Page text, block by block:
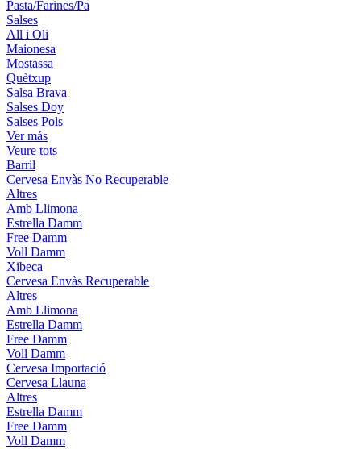
Pasta/Farines/Pa
Salses
All i Oli
Maionesa
Mostassa
Quètxup
Salsa Brava
Salses Doy
Salses Pols
Ver más
Veure tots
Barril
Cervesa Envàs No Recuperable
Altres
Amb Llimona
Estrella Damm
Free Damm
Voll Damm
Xibeca
Cervesa Envàs Recuperable
Altres
Amb Llimona
Estrella Damm
Free Damm
Voll Damm
Cervesa Importació
Cervesa Llauna
Altres
Estrella Damm
Free Damm
Voll Damm